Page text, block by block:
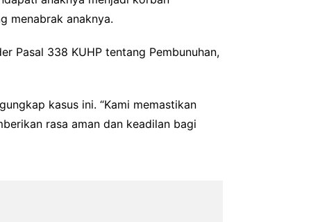
menabrak anaknya.
Pasal 338 KUHP tentang Pembunuhan,
kasus ini. “Kami memastikan
rasa aman dan keadilan bagi